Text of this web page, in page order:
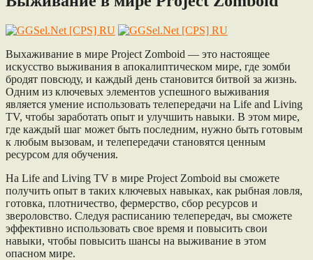
Выхаживание в мире Project Zomboid — это настоящее
искусство выживания в апокалиптическом мире, где зомби
бродят повсюду, и каждый день становится битвой за жизнь.
Одним из ключевых элементов успешного выживания
является умение использовать телепередачи на Life and Living
TV, чтобы заработать опыт и улучшить навыки. В этом мире,
где каждый шаг может быть последним, нужно быть готовым
к любым вызовам, и телепередачи становятся ценным
ресурсом для обучения.
На Life and Living TV в мире Project Zomboid вы сможете
получить опыт в таких ключевых навыках, как рыбная ловля,
готовка, плотничество, фермерство, сбор ресурсов и
звероловство. Следуя расписанию телепередач, вы сможете
эффективно использовать свое время и повысить свои
навыки, чтобы повысить шансы на выживание в этом
опасном мире.